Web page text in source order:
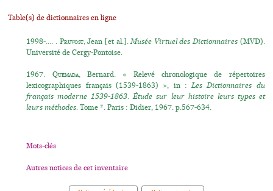
Table(s) de dictionnaires en ligne
1998-.... . Pruvost, Jean [et al.].Musée Virtuel des Dictionnaires(MVD).
Université de Cergy-Pontoise.
1967. Quemada, Bernard. « Relevé chronologique de répertoires
lexicographiques français (1539-1863) », in :Les Dictionnaires du
français moderne 1539-1863. Étude sur leur histoire leurs types et
leurs méthodes. Tome *. Paris : Didier, 1967. p.567-634.
Mots-clés
Autres notices de cet inventaire